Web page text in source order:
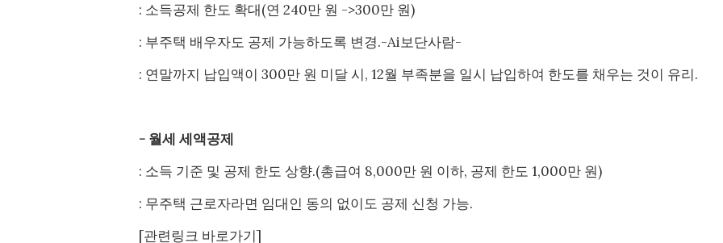
: 소득공제 한도 확대(연 240만 원 ->300만 원)
: 부주택 배우자도 공제 가능하도록 변경.-Ai보단사람-
: 연말까지 납입액이 300만 원 미달 시, 12월 부족분을 일시 납입하여 한도를 채우는 것이 유리.
- 월세 세액공제
: 소득 기준 및 공제 한도 상향.(총급여 8,000만 원 이하, 공제 한도 1,000만 원)
: 무주택 근로자라면 임대인 동의 없이도 공제 신청 가능.
[관련링크 바로가기]